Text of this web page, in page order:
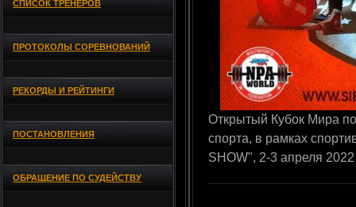
СПИСОК ТРЕНЕРОВ
ПРОТОКОЛЫ СОРЕВНОВАНИЙ
РЕКОРДЫ И РЕЙТИНГИ
ПОСТАНОВЛЕНИЯ
ОБРАЩЕНИЕ ПО СУДЕЙСТВУ
Открытый Кубок Мира
спорта, в рамках
SHOW", 2-3 апреля